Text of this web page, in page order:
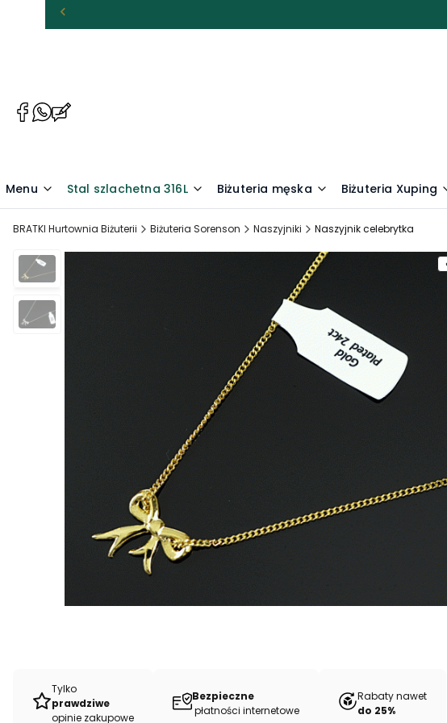
(Otwiera
karcie)
(Otwiera
karcie)
(Otwiera
karcie)
Menu Stal szlachetna 316L Biżuteria męska Biżuteria Xuping
BRATKI Hurtownia Biżuterii Biżuteria Sorenson Naszyjniki Naszyjnik celebrytka
Tylko
prawdziwe
opinie zakupowe
Bezpieczne
płatności internetowe
Rabaty nawet
do 25%